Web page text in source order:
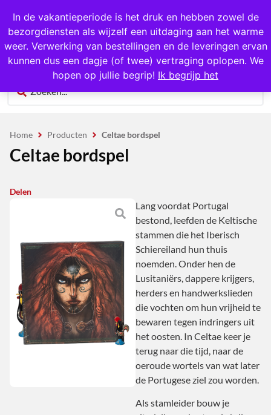
In de vakantieperiode is het druk en hebben zowel de
bezorgdiensten als wijzelf een uitdaging aan het warme
weer. Verwerking van bestellingen en de leveringen ervan
kunnen dus een dagje (of twee) vertraging oplopen. We
hopen op jullie begrip! Ik begrijp het
1000+ producten op voorraad
0
Home Producten Celtae bordspel
Celtae bordspel
Delen
Lang voordat Portugal
bestond, leefden de Keltische
stammen die het Iberisch
Schiereiland hun thuis
noemden. Onder hen de
Lusitaniërs, dappere krijgers,
herders en handwerkslieden
die vochten om hun vrijheid te
bewaren tegen indringers uit
het oosten. In Celtae keer je
terug naar die tijd, naar de
oeroude wortels van wat later
de Portugese ziel zou worden.
Als stamleider bouw je